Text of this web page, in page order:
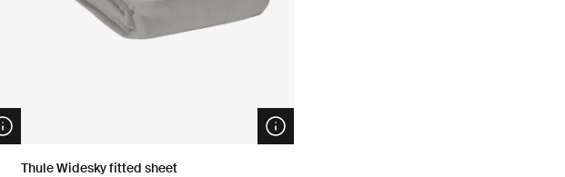
Open info modal Open info modal
Thule Widesky fitted sheet